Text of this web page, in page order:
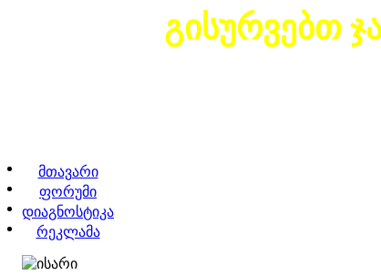
გისურვებთ
მთავარი
ფორუმი
დიაგნოსტიკა
რეკლამა